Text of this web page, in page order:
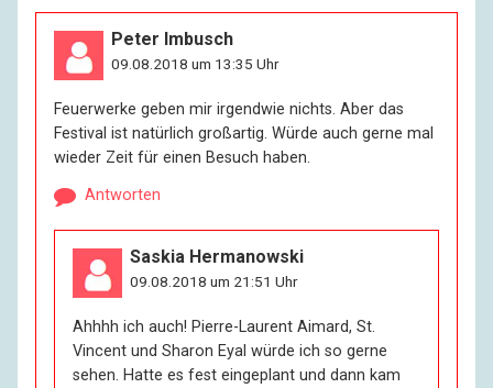
Peter Imbusch
09.08.2018 um 13:35 Uhr
Feuerwerke geben mir irgendwie nichts. Aber das
Festival ist natürlich großartig. Würde auch gerne mal
wieder Zeit für einen Besuch haben.
Antworten
Saskia Hermanowski
09.08.2018 um 21:51 Uhr
Ahhhh ich auch! Pierre-Laurent Aimard, St.
Vincent und Sharon Eyal würde ich so gerne
sehen. Hatte es fest eingeplant und dann kam